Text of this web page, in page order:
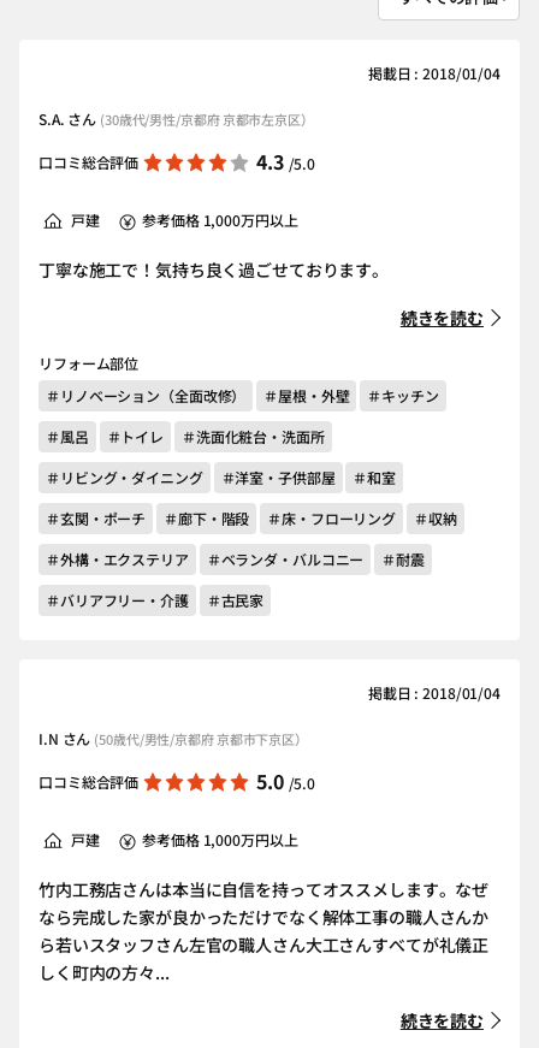
掲載日 : 2018/01/04
S.A. さん (30歳代/男性/京都府 京都市左京区）
口コミ総合評価 4.3 /5.0
戸建 参考価格 1,000万円以上
丁寧な施工で！気持ち良く過ごせております。
続きを読む
リフォーム部位
＃リノベーション（全面改修）
＃屋根・外壁
＃キッチン
＃風呂
＃トイレ
＃洗面化粧台・洗面所
＃リビング・ダイニング
＃洋室・子供部屋
＃和室
＃玄関・ポーチ
＃廊下・階段 ＃床・フローリング
＃収納
＃外構・エクステリア
＃ベランダ・バルコニー
＃耐震
＃バリアフリー・介護
＃古民家
掲載日 : 2018/01/04
I.N さん (50歳代/男性/京都府 京都市下京区）
口コミ総合評価 5.0 /5.0
戸建 参考価格 1,000万円以上
竹内工務店さんは本当に自信を持ってオススメします。なぜ
なら完成した家が良かっただけでなく解体工事の職人さんか
ら若いスタッフさん左官の職人さん大工さんすべてが礼儀正
しく町内の方々...
続きを読む